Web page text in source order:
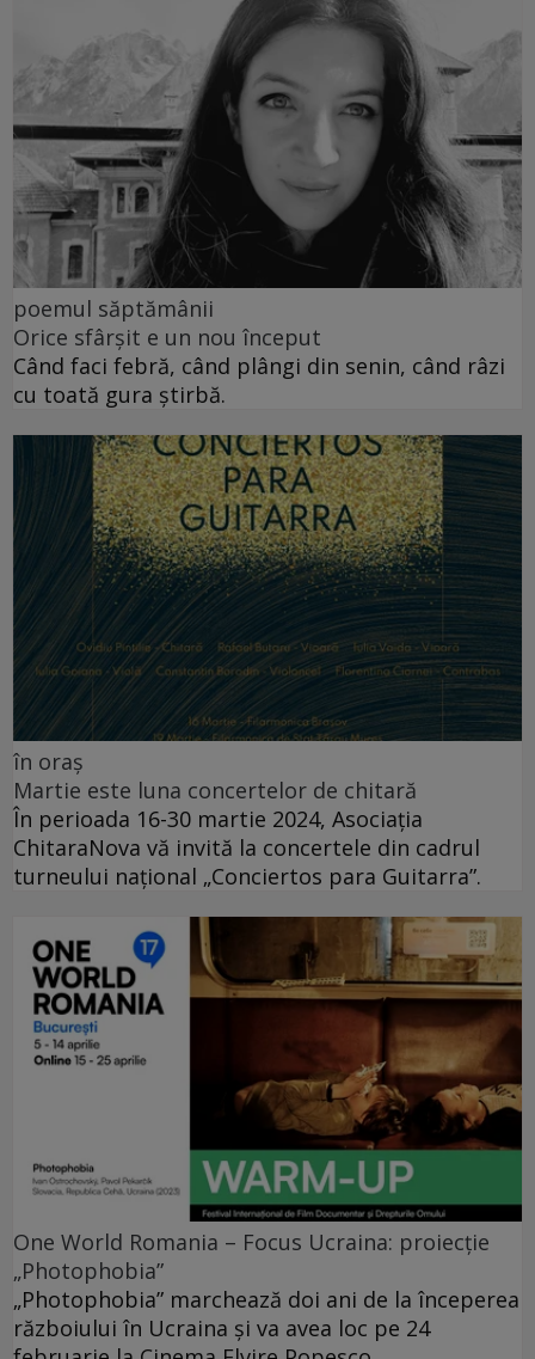
poemul săptămânii
Orice sfârșit e un nou început
Când faci febră, când plângi din senin, când râzi
cu toată gura știrbă.
în oraș
Martie este luna concertelor de chitară
În perioada 16-30 martie 2024, Asociația
ChitaraNova vă invită la concertele din cadrul
turneului național „Conciertos para Guitarra”.
One World Romania – Focus Ucraina: proiecție
„Photophobia”
„Photophobia” marchează doi ani de la începerea
războiului în Ucraina și va avea loc pe 24